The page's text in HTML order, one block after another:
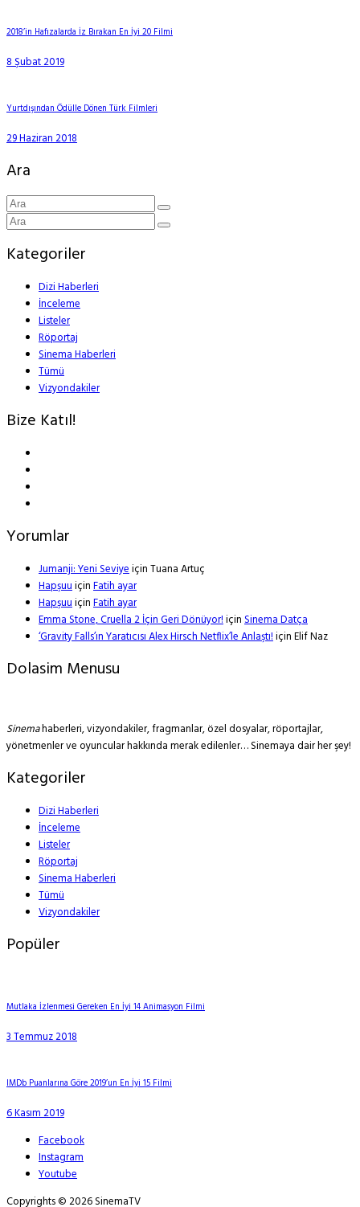
2018’in Hafızalarda İz Bırakan En İyi 20 Filmi
8 Şubat 2019
Yurtdışından Ödülle Dönen Türk Filmleri
29 Haziran 2018
Ara
Kategoriler
Dizi Haberleri
İnceleme
Listeler
Röportaj
Sinema Haberleri
Tümü
Vizyondakiler
Bize Katıl!
Yorumlar
Jumanji: Yeni SeviyeiçinTuana Artuç
HapşuuiçinFatih ayar
HapşuuiçinFatih ayar
Emma Stone, Cruella 2 İçin Geri Dönüyor!içinSinema Datça
‘Gravity Falls’ın Yaratıcısı Alex Hirsch Netflix’le Anlaştı!içinElif Naz
Dolasim Menusu
Sinemahaberleri, vizyondakiler, fragmanlar, özel dosyalar, röportajlar,
yönetmenler ve oyuncular hakkında merak edilenler… Sinemaya dair her şey!
Kategoriler
Dizi Haberleri
İnceleme
Listeler
Röportaj
Sinema Haberleri
Tümü
Vizyondakiler
Popüler
Mutlaka İzlenmesi Gereken En İyi 14 Animasyon Filmi
3 Temmuz 2018
IMDb Puanlarına Göre 2019’un En İyi 15 Filmi
6 Kasım 2019
Facebook
Instagram
Youtube
Copyrights © 2026 SinemaTV